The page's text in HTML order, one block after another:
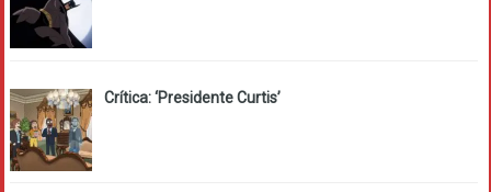
Crítica: ‘Presidente Curtis’